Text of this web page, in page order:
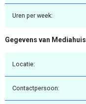
Uren per week:
Gegevens van Mediahuis
Locatie:
Contactpersoon: